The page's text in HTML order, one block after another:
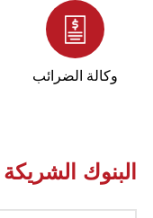
وكالة الضرائب
البنوك الشريكة